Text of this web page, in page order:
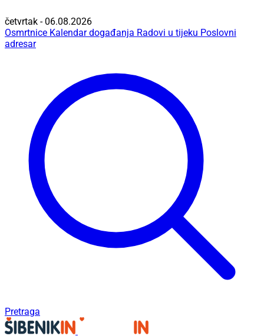
četvrtak - 06.08.2026
Osmrtnice Kalendar događanja Radovi u tijeku Poslovni
adresar
Pretraga